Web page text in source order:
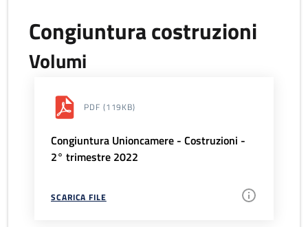
Congiuntura costruzioni
Volumi
PDF (119KB)
Congiuntura Unioncamere - Costruzioni -
2° trimestre 2022
SCARICA FILE